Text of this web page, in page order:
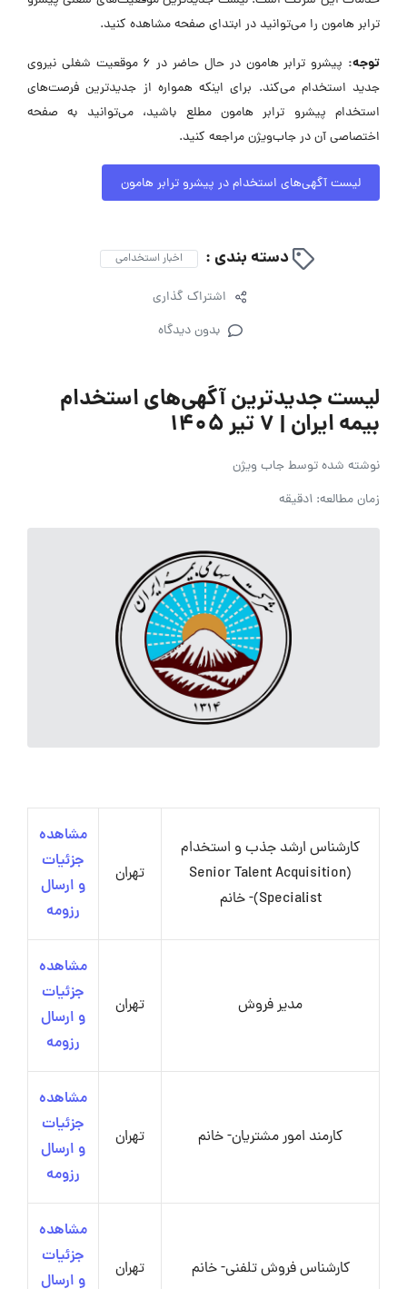
ترابر هامون را می‌توانید در ابتدای صفحه مشاهده کنید.
توجه:
پیشرو ترابر هامون در حال حاضر در ۶ موقعیت شغلی نیروی
جدید استخدام می‌کند. برای اینکه همواره از جدیدترین فرصت‌های
استخدام پیشرو ترابر هامون مطلع باشید، می‌توانید به صفحه
اختصاصی آن در جاب‌ویژن مراجعه کنید.
لیست آگهی‌های استخدام در پیشرو ترابر هامون
دسته بندی : اخبار استخدامی
اشتراک گذاری
بدون دیدگاه
لیست جدیدترین آگهی‌های استخدام
بیمه ایران | ۷ تیر ۱۴۰۵
نوشته شده توسطجاب ویژن
زمان مطالعه: 1دقیقه
کارشناس ارشد جذب و استخدام
(Senior Talent Acquisition
Specialist)- خانم
تهران
مشاهده
جزئیات
و ارسال
رزومه
مدیر فروش تهران
مشاهده
جزئیات
و ارسال
رزومه
کارمند امور مشتریان- خانم تهران
مشاهده
جزئیات
و ارسال
رزومه
کارشناس فروش تلفنی- خانم تهران
مشاهده
جزئیات
و ارسال